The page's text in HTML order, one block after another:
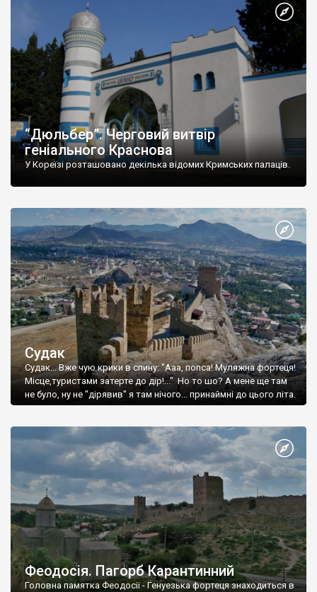
“Дюльбер”. Черговий витвір
геніального Краснова
У Кореїзі розташовано декілька відомих Кримських палаців.
Судак
Судак... Вже чую крики в спину: "Ааа, попса! Муляжна фортеця!
Місце,туристами затерте до дір!..." Но то шо? А мене ще там
не було, ну не "дірявив" я там нічого... принаймні до цього літа.
Феодосія. Пагорб Карантинний
Головна памятка Феодосії - Генуезька фортеця знаходиться в